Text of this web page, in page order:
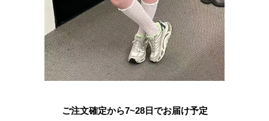
ご注文確定から7~28日でお届け予定